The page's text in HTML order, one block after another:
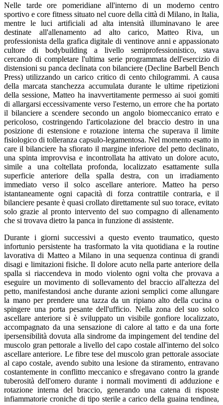
Nelle tarde ore pomeridiane all'interno di un moderno centro
sportivo e core fitness situato nel cuore della città di Milano, in Italia,
mentre le luci artificiali ad alta intensità illuminavano le aree
destinate all'allenamento ad alto carico, Matteo Riva, un
professionista della grafica digitale di ventinove anni e appassionato
cultore di bodybuilding a livello semiprofessionistico, stava
cercando di completare l'ultima serie programmata dell'esercizio di
distensioni su panca declinata con bilanciere (Decline Barbell Bench
Press) utilizzando un carico critico di cento chilogrammi. A causa
della marcata stanchezza accumulata durante le ultime ripetizioni
della sessione, Matteo ha inavvertitamente permesso ai suoi gomiti
di allargarsi eccessivamente verso l'esterno, un errore che ha portato
il bilanciere a scendere secondo un angolo biomeccanico errato e
pericoloso, costringendo l'articolazione del braccio destro in una
posizione di estensione e rotazione interna che superava il limite
fisiologico di tolleranza capsulo-legamentosa. Nel momento esatto in
care il bilanciere ha sfiorato il margine inferiore del petto declinato,
una spinta improvvisa e incontrollata ha attivato un dolore acuto,
simile a una coltellata profonda, localizzato esattamente sulla
superficie anteriore della spalla destra, con un irradiamento
immediato verso il solco ascellare anteriore. Matteo ha perso
istantaneamente ogni capacità di forza contrattile contraria, e il
bilanciere pesante è quasi crollato direttamente sul suo torace, evitato
solo grazie al pronto intervento del suo compagno di allenamento
che si trovava dietro la panca in funzione di assistente.
Durante i giorni successivi a questo evento traumatico, questo
infortunio persistente ha trasformato la vita quotidiana e la routine
lavorativa di Matteo a Milano in una sequenza continua di grandi
disagi e limitazioni fisiche. Il dolore acuto nella parte anteriore della
spalla si riaccendeva in modo violento ogni volta che provava a
eseguire un movimento di sollevamento del braccio all'altezza del
petto, manifestandosi anche durante azioni semplici come allungare
la mano per prendere una tazza da un ripiano alto della cucina o
spingere una porta pesante dell'ufficio. Nella zona del suo solco
ascellare anteriore si è sviluppato un visibile gonfiore localizzato,
accompagnato da una sensazione di calore al tatto e da una forte
ipersensibilità dovuta alla sindrome da impingement del tendine del
muscolo gran pettorale a livello del capo costale all'interno del solco
ascellare anteriore. Le fibre tese del muscolo gran pettorale associate
al capo costale, avendo subito una lesione da stiramento, entravano
costantemente in conflitto meccanico e sfregavano contro la grande
tuberosità dell'omero durante i normali movimenti di adduzione e
rotazione interna del braccio, generando una catena di risposte
infiammatorie croniche di tipo sterile a carico della guaina tendinea,